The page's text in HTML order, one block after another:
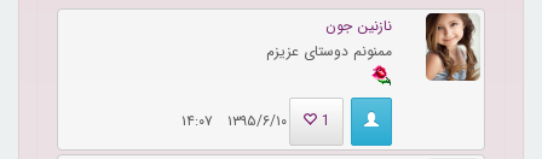
نازنین جون
ممنونم دوستای عزیزم
1 ۱۳۹۵/۶/۱۰ ۱۴:۰۷